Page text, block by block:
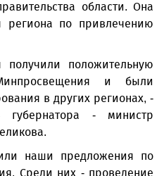
области. Она
региона по привлечению
положительную
и были
в других регионах, -
губернатора - министр
наши предложения по
Среди них - проведение